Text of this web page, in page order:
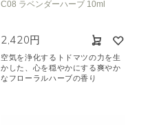
C08 ラベンダーハーブ 10ml
2,420円
空気を浄化するトドマツの力を生
かした、心を穏やかにする爽やか
なフローラルハーブの香り